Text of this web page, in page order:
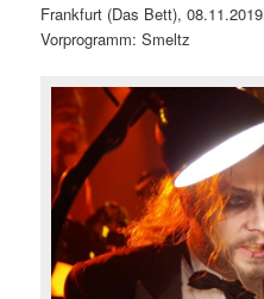
Frankfurt (Das Bett), 08.11.2019
Vorprogramm: Smeltz